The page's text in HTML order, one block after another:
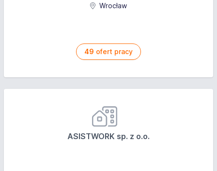
Wrocław
49 ofert pracy
ASISTWORK sp. z o.o.